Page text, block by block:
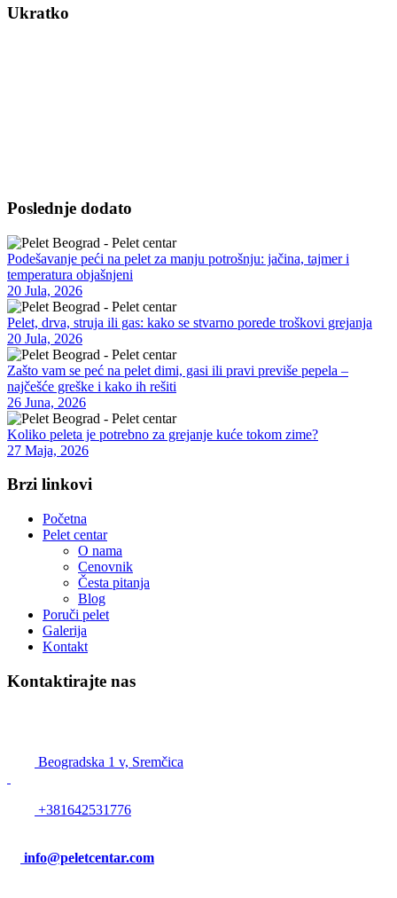
Ukratko
Poslednje dodato
Podešavanje peći na pelet za manju potrošnju: jačina, tajmer i
temperatura objašnjeni
20 Jula, 2026
Pelet, drva, struja ili gas: kako se stvarno porede troškovi grejanja
20 Jula, 2026
Zašto vam se peć na pelet dimi, gasi ili pravi previše pepela –
najčešće greške i kako ih rešiti
26 Juna, 2026
Koliko peleta je potrebno za grejanje kuće tokom zime?
27 Maja, 2026
Brzi linkovi
Početna
Pelet centar
O nama
Cenovnik
Česta pitanja
Blog
Poruči pelet
Galerija
Kontakt
Kontaktirajte nas
Beogradska 1 v, Sremčica
+381642531776
info@peletcentar.com